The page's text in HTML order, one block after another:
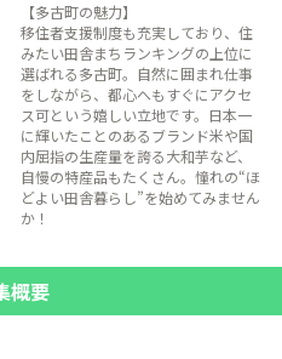
【多古町の魅力】
移住者支援制度も充実しており、住
みたい田舎まちランキングの上位に
選ばれる多古町。自然に囲まれ仕事
をしながら、都心へもすぐにアクセ
ス可という嬉しい立地です。日本一
に輝いたことのあるブランド米や国
内屈指の生産量を誇る大和芋など、
自慢の特産品もたくさん。憧れの“ほ
どよい田舎暮らし”を始めてみません
か！
概要